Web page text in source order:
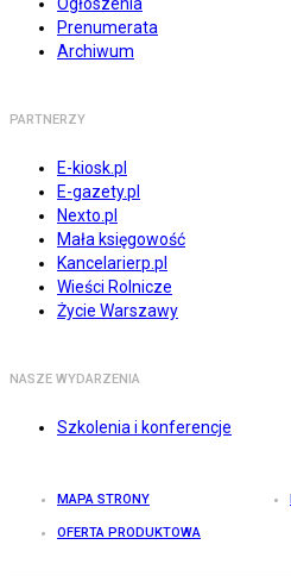
Prenumerata
Archiwum
PARTNERZY
E-kiosk.pl
E-gazety.pl
Nexto.pl
Mała księgowość
Kancelarierp.pl
Wieści Rolnicze
Życie Warszawy
NASZE WYDARZENIA
Szkolenia i konferencje
MAPA STRONY
OFERTA PRODUKTOWA